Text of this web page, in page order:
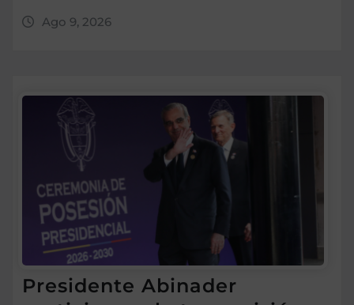
Ago 9, 2026
Presidente Abinader